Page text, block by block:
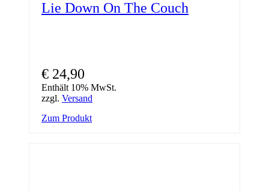
Lie Down On The Couch
€ 24,90
Enthält 10% MwSt.
zzgl. Versand
Zum Produkt